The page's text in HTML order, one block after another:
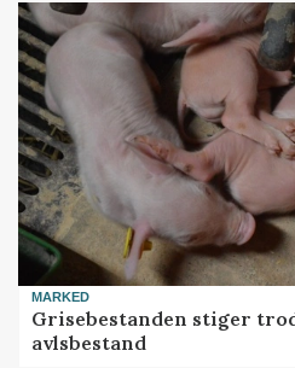
MARKED
Grisebestanden stiger
avlsbestand